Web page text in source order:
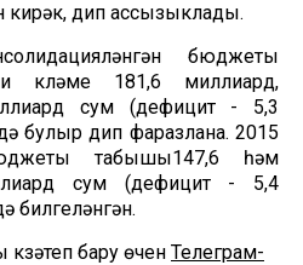
кирәк, дип ассызыклады.
бюджеты
күләме 181,6 миллиард,
сум (дефицит - 5,3
булыр дип фаразлана. 2015
табышы147,6 һәм
сум (дефицит - 5,4
билгеләнгән.
бару өчен Телеграм-